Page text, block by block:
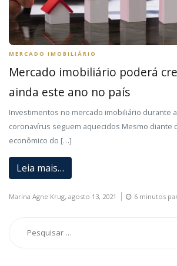
MERCADO IMOBILIÁRIO
Mercado imobiliário poderá
ainda este ano no país
Investimentos no mercado imobiliário durante
coronavírus seguem aquecidos Mesmo diante
econômico do […]
Leia mais…
Marina Agne Krug, agosto 13, 2021 6 minutos